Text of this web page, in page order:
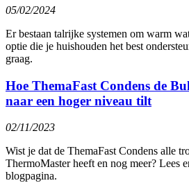
05/02/2024
Er bestaan talrijke systemen om warm
optie die je huishouden het best
graag.
Hoe ThemaFast Condens de
naar een hoger niveau tilt
02/11/2023
Wist je dat de ThemaFast Condens alle
ThermoMaster heeft en nog meer? Lees
blogpagina.